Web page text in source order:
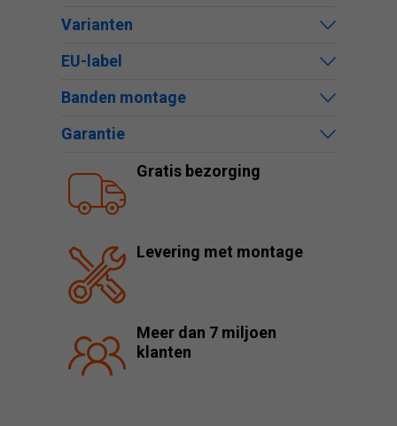
Varianten
EU-label
Banden montage
Garantie
Gratis bezorging
Levering met montage
Meer dan 7 miljoen
klanten